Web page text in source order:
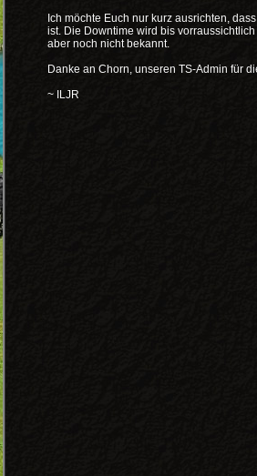
Ich möchte Euch nur kurz ausrichten,
ist. Die Downtime wird bis
aber noch nicht bekannt.
Danke an Chorn, unseren TS-Admin für
~ ILJR